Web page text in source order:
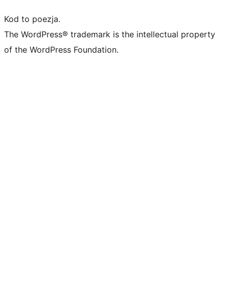
Kod to poezja.
The WordPress® trademark is the intellectual property
of the WordPress Foundation.